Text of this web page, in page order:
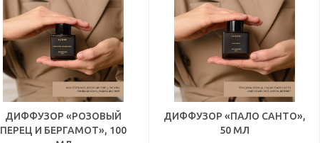
ДИФФУЗОР «РОЗОВЫЙ
ПЕРЕЦ И БЕРГАМОТ», 100
ДИФФУЗОР «ПАЛО САНТО»,
50 МЛ